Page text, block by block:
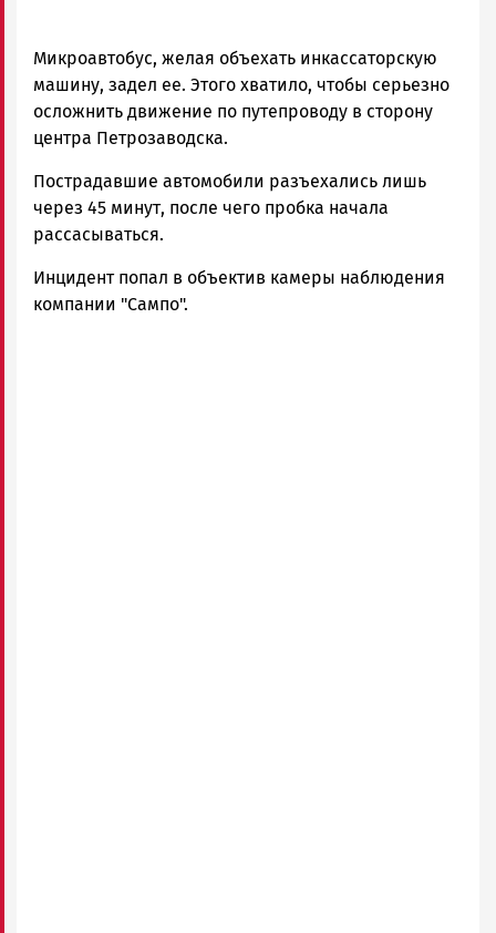
Микроавтобус, желая объехать инкассаторскую
машину, задел ее. Этого хватило, чтобы серьезно
осложнить движение по путепроводу в сторону
центра Петрозаводска.
Пострадавшие автомобили разъехались лишь
через 45 минут, после чего пробка начала
рассасываться.
Инцидент попал в объектив камеры наблюдения
компании "Сампо".